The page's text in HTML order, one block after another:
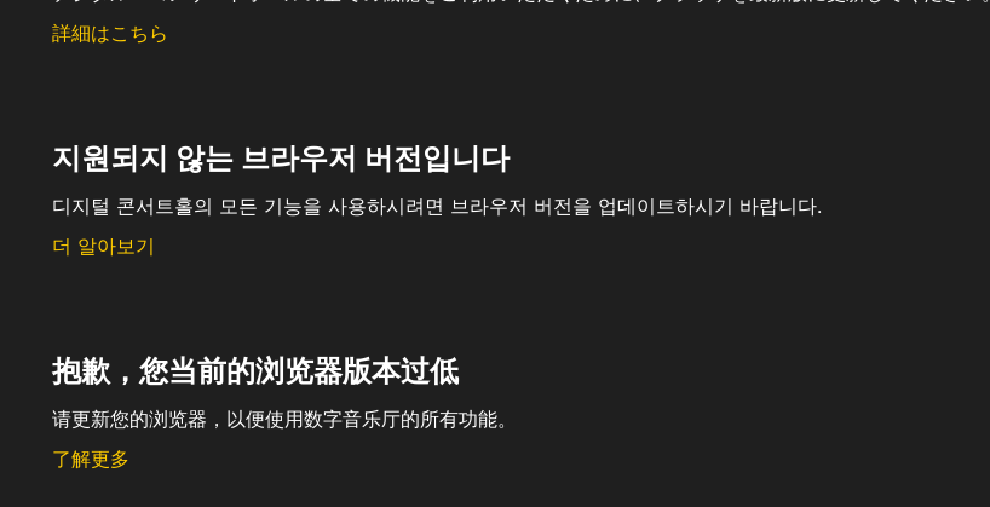
詳細はこちら
지원되지 않는 브라우저 버전입니다
디지털 콘서트홀의 모든 기능을 사용하시려면 브라우저 버전을 업데이트하시기 바랍니다.
더 알아보기
抱歉，您当前的浏览器版本过低
请更新您的浏览器，以便使用数字音乐厅的所有功能。
了解更多